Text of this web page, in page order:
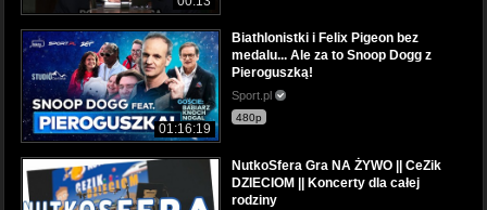
01:16:19
Biathlonistki i Felix Pigeon bez
medalu... Ale za to Snoop Dogg z
Pieroguszką!
Sport.pl
480p
NutkoSfera Gra NA ŻYWO || CeZik
DZIECIOM || Koncerty dla całej
rodziny